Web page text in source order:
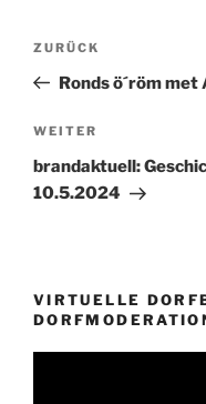
Vorheriger
Beitrag
ZURÜCK
Ronds ö´röm
Nächster
Beitrag
WEITER
brandaktuell:
10.5.2024
VIRTUELLE